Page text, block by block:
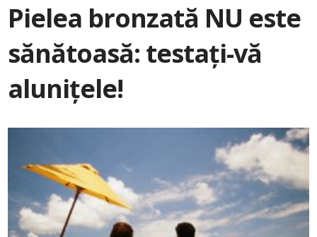
Pielea bronzată NU este
sănătoasă: testați-vă
alunițele!